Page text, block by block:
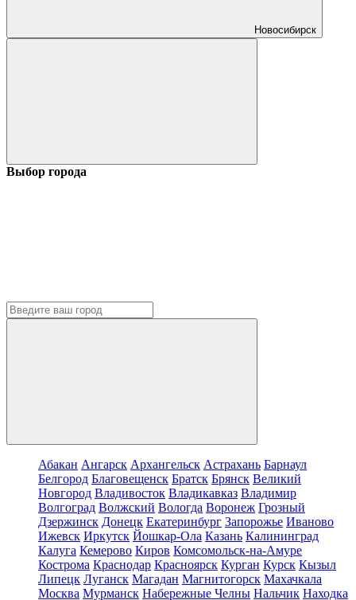
Новосибирск
Выбор города
Абакан Ангарск Архангельск Астрахань Барнаул
Белгород Благовещенск Братск Брянск Великий
Новгород Владивосток Владикавказ Владимир
Волгоград Волжский Вологда Воронеж Грозный
Дзержинск Донецк Екатеринбург Запорожье Иваново
Ижевск Иркутск Йошкар-Ола Казань Калининград
Калуга Кемерово Киров Комсомольск-на-Амуре
Кострома Краснодар Красноярск Курган Курск Кызыл
Липецк Луганск Магадан Магнитогорск Махачкала
Москва Мурманск Набережные Челны Нальчик Находка